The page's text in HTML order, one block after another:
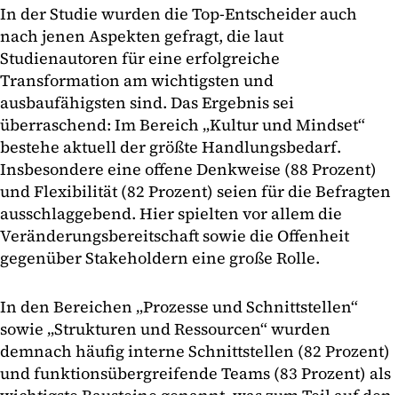
In der Studie wurden die Top-Entscheider auch
nach jenen Aspekten gefragt, die laut
Studienautoren für eine erfolgreiche
Transformation am wichtigsten und
ausbaufähigsten sind. Das Ergebnis sei
überraschend: Im Bereich „Kultur und Mindset“
bestehe aktuell der größte Handlungsbedarf.
Insbesondere eine offene Denkweise (88 Prozent)
und Flexibilität (82 Prozent) seien für die Befragten
ausschlaggebend. Hier spielten vor allem die
Veränderungsbereitschaft sowie die Offenheit
gegenüber Stakeholdern eine große Rolle.
In den Bereichen „Prozesse und Schnittstellen“
sowie „Strukturen und Ressourcen“ wurden
demnach häufig interne Schnittstellen (82 Prozent)
und funktionsübergreifende Teams (83 Prozent) als